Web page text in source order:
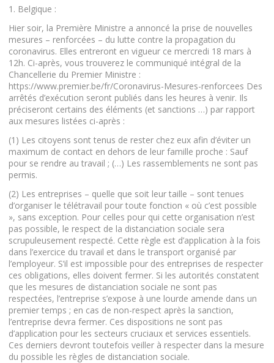
1. Belgique :
Hier soir, la Première Ministre a annoncé la prise de nouvelles
mesures – renforcées – du lutte contre la propagation du
coronavirus. Elles entreront en vigueur ce mercredi 18 mars à
12h. Ci-après, vous trouverez le communiqué intégral de la
Chancellerie du Premier Ministre :
https://www.premier.be/fr/Coronavirus-Mesures-renforcees Des
arrêtés d’exécution seront publiés dans les heures à venir. Ils
préciseront certains des éléments (et sanctions …) par rapport
aux mesures listées ci-après :
(1) Les citoyens sont tenus de rester chez eux afin d’éviter un
maximum de contact en dehors de leur famille proche : Sauf
pour se rendre au travail ; (…) Les rassemblements ne sont pas
permis.
(2) Les entreprises – quelle que soit leur taille – sont tenues
d’organiser le télétravail pour toute fonction « où c’est possible
», sans exception. Pour celles pour qui cette organisation n’est
pas possible, le respect de la distanciation sociale sera
scrupuleusement respecté. Cette règle est d’application à la fois
dans l’exercice du travail et dans le transport organisé par
l’employeur. S’il est impossible pour des entreprises de respecter
ces obligations, elles doivent fermer. Si les autorités constatent
que les mesures de distanciation sociale ne sont pas
respectées, l’entreprise s’expose à une lourde amende dans un
premier temps ; en cas de non-respect après la sanction,
l’entreprise devra fermer. Ces dispositions ne sont pas
d’application pour les secteurs cruciaux et services essentiels.
Ces derniers devront toutefois veiller à respecter dans la mesure
du possible les règles de distanciation sociale.